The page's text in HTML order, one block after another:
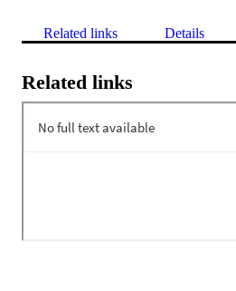
Related links Details
Related links